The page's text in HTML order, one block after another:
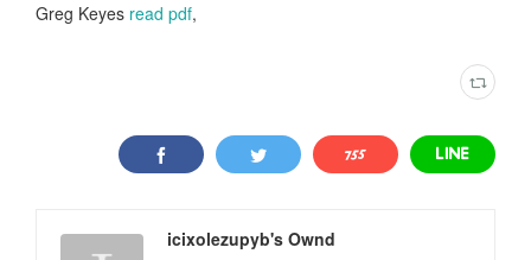
Greg Keyes read pdf,
icixolezupyb's Ownd